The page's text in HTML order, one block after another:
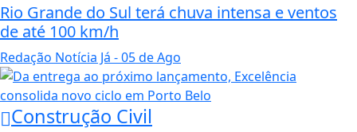
Rio Grande do Sul terá chuva intensa e ventos
de até 100 km/h
Redação Notícia Já - 05 de Ago
Construção Civil